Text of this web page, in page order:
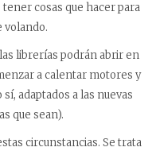
cosas que hacer para
volando.
librerías podrán abrir en
a calentar motores y
adaptados a las nuevas
que sean).
circunstancias. Se trata